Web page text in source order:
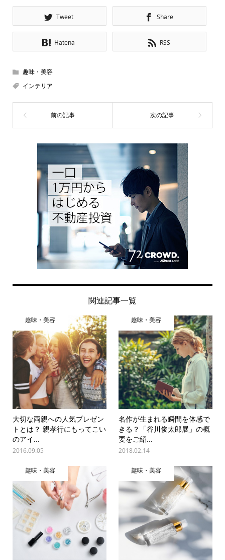
Tweet Share
Hatena RSS
趣味・美容
インテリア
関連記事一覧
趣味・美容
大切な両親への人気プレゼン
トとは？ 親孝行にもってこい
のアイ...
2016.09.05
趣味・美容
名作が生まれる瞬間を体感で
きる？「谷川俊太郎展」の概
要をご紹...
2018.02.14
趣味・美容 趣味・美容